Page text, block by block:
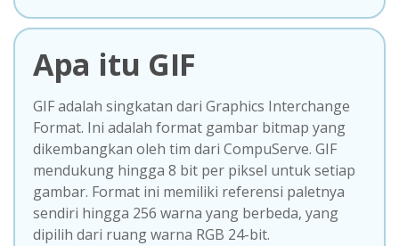
Apa itu GIF
GIF adalah singkatan dari Graphics Interchange
Format. Ini adalah format gambar bitmap yang
dikembangkan oleh tim dari CompuServe. GIF
mendukung hingga 8 bit per piksel untuk setiap
gambar. Format ini memiliki referensi paletnya
sendiri hingga 256 warna yang berbeda, yang
dipilih dari ruang warna RGB 24-bit.